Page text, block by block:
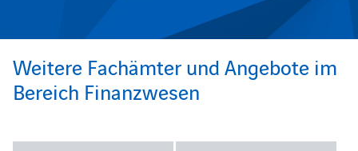
Weitere Fachämter und Angebote im
Bereich Finanzwesen